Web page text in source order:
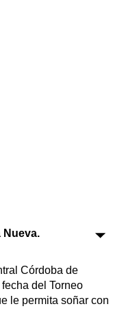
Nueva.
Córdoba de
del Torneo
le permita soñar con